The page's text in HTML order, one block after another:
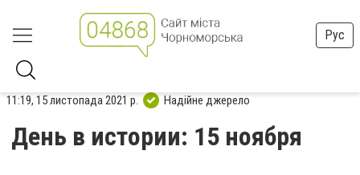
Рус
11:19, 15 листопада 2021 р. Надійне джерело
День в истории: 15 ноября